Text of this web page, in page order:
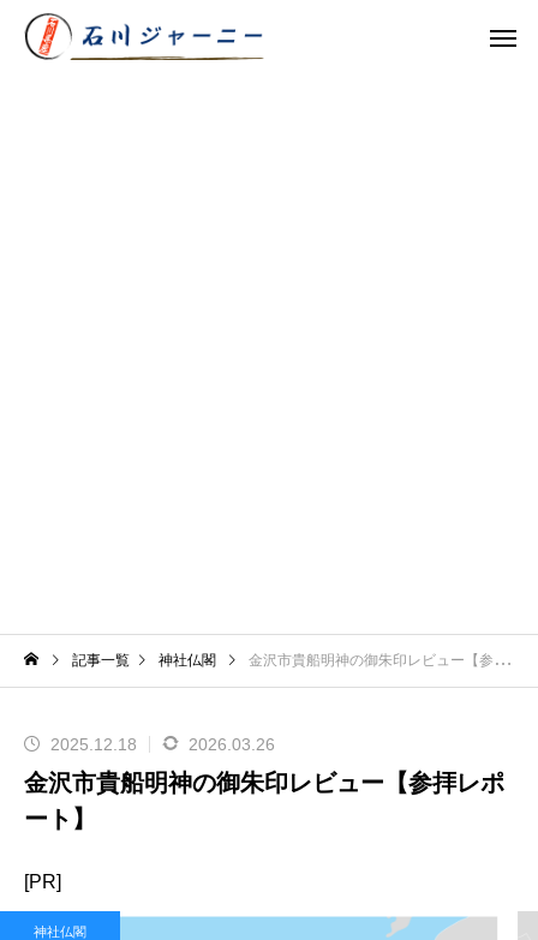
記事一覧 神社仏閣 金沢市貴船明神の御朱印レビュー【参拝レポート】
2025.12.18 2026.03.26
金沢市貴船明神の御朱印レビュー【参拝レポ
ート】
[PR]
神社仏閣